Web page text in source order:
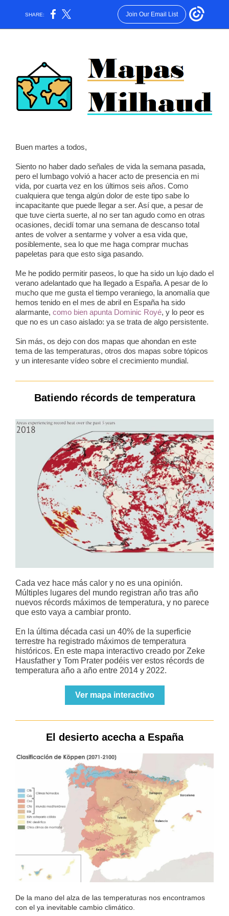
SHARE: Join Our Email List
Buen martes a todos,
Siento no haber dado señales de vida la semana pasada,
pero el lumbago volvió a hacer acto de presencia en mi
vida, por cuarta vez en los últimos seis años. Como
cualquiera que tenga algún dolor de este tipo sabe lo
incapacitante que puede llegar a ser. Así que, a pesar de
que tuve cierta suerte, al no ser tan agudo como en otras
ocasiones, decidí tomar una semana de descanso total
antes de volver a sentarme y volver a esa vida que,
posiblemente, sea lo que me haga comprar muchas
papeletas para que esto siga pasando.
Me he podido permitir paseos, lo que ha sido un lujo dado el
verano adelantado que ha llegado a España. A pesar de lo
mucho que me gusta el tiempo veraniego, la anomalía que
hemos tenido en el mes de abril en España ha sido
alarmante, como bien apunta Dominic Royé, y lo peor es
que no es un caso aislado: ya se trata de algo persistente.
Sin más, os dejo con dos mapas que ahondan en este
tema de las temperaturas, otros dos mapas sobre tópicos
y un interesante vídeo sobre el crecimiento mundial.
Batiendo récords de temperatura
Cada vez hace más calor y no es una opinión.
Múltiples lugares del mundo registran año tras año
nuevos récords máximos de temperatura, y no parece
que esto vaya a cambiar pronto.
En la última década casi un 40% de la superficie
terrestre ha registrado máximos de temperatura
históricos. En este mapa interactivo creado por Zeke
Hausfather y Tom Prater podéis ver estos récords de
temperatura año a año entre 2014 y 2022.
Ver mapa interactivo
El desierto acecha a España
De la mano del alza de las temperaturas nos encontramos
con el ya inevitable cambio climático.